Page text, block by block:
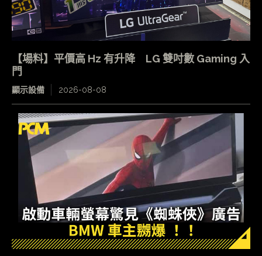
【場料】平價高 Hz 有升降 LG 雙吋數 Gaming 入
門
顯示設備 2026-08-08